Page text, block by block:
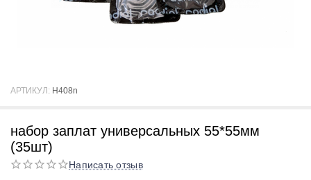
АРТИКУЛ: H408n
набор заплат универсальных 55*55мм
(35шт)
Написать отзыв